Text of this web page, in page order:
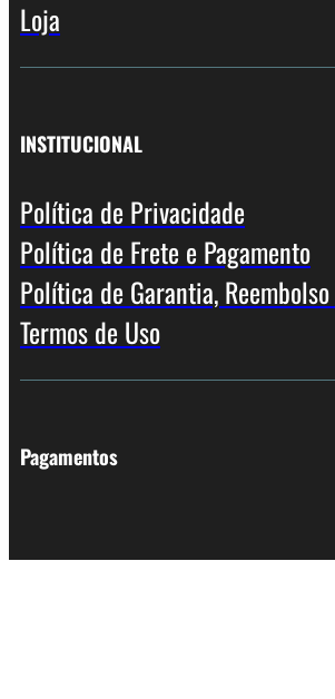
Loja
INSTITUCIONAL
Política de Privacidade
Política de Frete e Pagamento
Política de Garantia,
Termos de Uso
Pagamentos